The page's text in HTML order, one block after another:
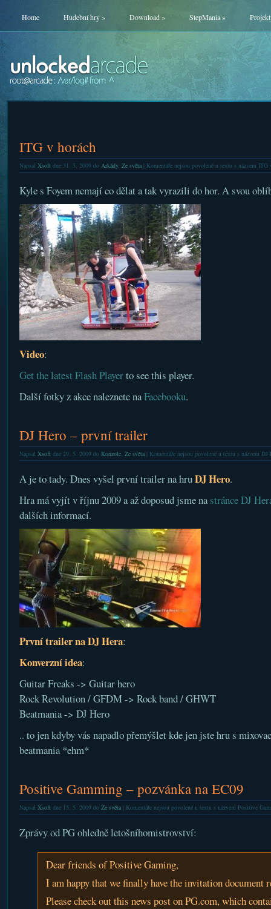
Home Hudební hry» Download» StepMania»
ITG v horách
Napsal Xsoftdne 31. 5. 2009 do Arkády, Ze světa| Komentáře nejsou povolenéu textu s názvem ITG
Kyle s Foyem nemají co dělat a tak vyrazili do hor. A svou
Video:
Get the latest Flash Playerto see this player.
Další fotky z akce naleznete naFacebooku.
DJ Hero – první trailer
Napsal Xsoftdne 29. 5. 2009 do Konzole, Ze světa| Komentáře nejsou povolenéu textu s názvem DJ
A je to tady. Dnes vyšel první trailer na hruDJ Hero.
Hra má vyjít v říjnu 2009 a až doposud jsme nastránce DJ
dalších informací.
První trailer na DJ Hera:
Konverzní idea:
Guitar Freaks -> Guitar hero
Rock Revolution / GFDM -> Rock band / GHWT
Beatmania -> DJ Hero
.. to jen kdyby vás napadlo přemýšlet kde jen jste hru s
beatmania *ehm*
Positive Gamming – pozvánka na EC09
Napsal Xsoftdne 15. 5. 2009 do Ze světa| Komentáře nejsou povolenéu textu s názvem Positive
Zprávy od PG ohledně letošníhomistrovství:
Dear friends of Positive Gaming,
I am happy that we finally have the invitation document
Please check out this news post on PG.com, which